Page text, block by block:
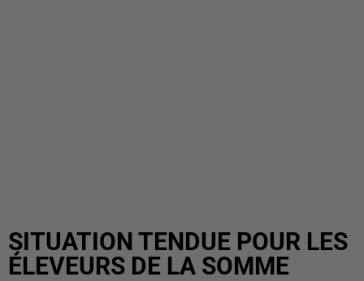
SITUATION TENDUE POUR LES
ÉLEVEURS DE LA SOMME